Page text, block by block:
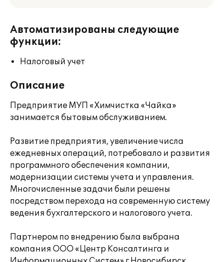
Автоматизированы следующие
функции:
Налоговый учет
Описание
Предприятие МУП «Химчистка «Чайка»
занимается бытовым обслуживанием.
Развитие предприятия, увеличение числа
ежедневных операций, потребовало и развития
программного обеспечения компании,
модернизации системы учета и управления.
Многочисленные задачи были решены
посредством перехода на современную систему
ведения бухгалтерского и налогового учета.
Партнером по внедрению была выбрана
компания ООО «Центр Консалтинга и